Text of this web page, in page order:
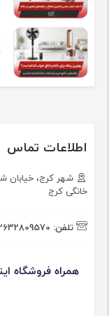
اطلاعات تماس
خانگی کرج
تلفن:
همراه فروشگاه